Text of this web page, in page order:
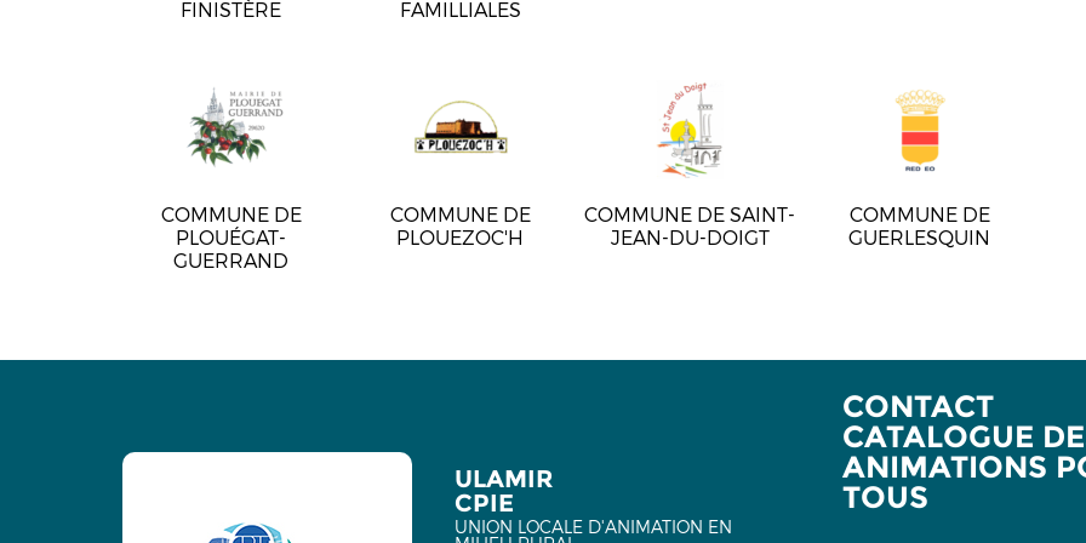
FINISTÈRE
FAMILLIALES
COMMUNE DE
PLOUÉGAT-
GUERRAND
COMMUNE DE
PLOUEZOC'H
COMMUNE DE SAINT-
JEAN-DU-DOIGT
COMMUNE DE
GUERLESQUIN
ULAMIR
CPIE
UNION LOCALE D'ANIMATION EN
CONTACT
CATALOGUE
ANIMATIONS
TOUS